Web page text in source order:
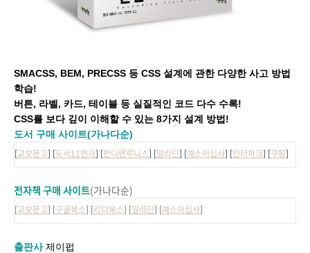
SMACSS, BEM, PRECSS 등 CSS 설계에 관한 다양한 사고 방법
학습!
버튼, 라벨, 카드, 테이블 등 실질적인 코드 다수 수록!
CSS를 보다 깊이 이해할 수 있는 8가지 설계 방법!
도서 구매 사이트(가나다순)
[교보문고] [도서11번가] [반디앤루니스] [알라딘] [예스이십사] [인터파크] [쿠팡]
전자책 구매 사이트(가나다순)
[교보문고] [구글북스] [리디북스] [알라딘] [예스이십사]
출판사 제이펍